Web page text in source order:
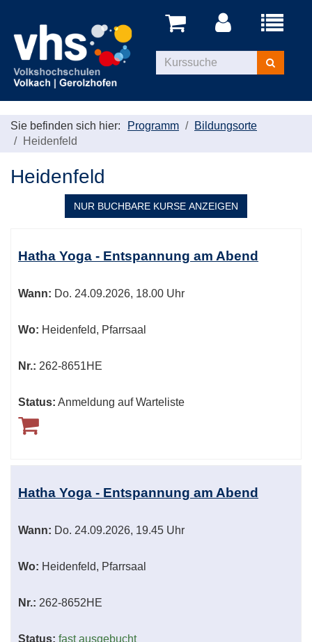
Menü
Kurse
suchen
Sie befinden sich hier: Programm
Bildungsorte
Heidenfeld
Heidenfeld
NUR BUCHBARE KURSE ANZEIGEN
Tabellenüberschriften
können
werden.
Hatha Yoga - Entspannung am Abend
Wann: Do. 24.09.2026, 18.00 Uhr
Wo: Heidenfeld, Pfarrsaal
Nr.: 262-8651HE
Status: Anmeldung auf Warteliste
Hatha Yoga - Entspannung am Abend
Wann: Do. 24.09.2026, 19.45 Uhr
Wo: Heidenfeld, Pfarrsaal
Nr.: 262-8652HE
Status: fast ausgebucht